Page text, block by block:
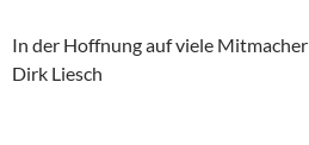
In der Hoffnung auf viele Mitmacher
Dirk Liesch